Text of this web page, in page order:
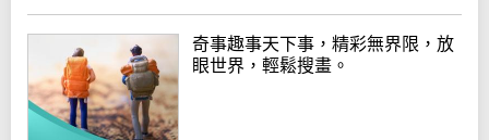
奇事趣事天下事，精彩無界限，放
眼世界，輕鬆搜畫。